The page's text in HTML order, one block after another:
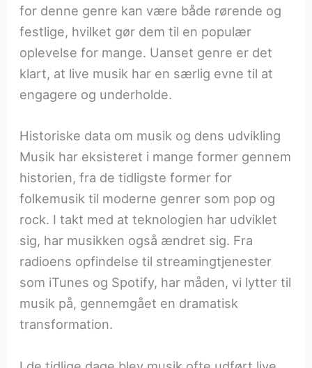
for denne genre kan være både rørende og
festlige, hvilket gør dem til en populær
oplevelse for mange. Uanset genre er det
klart, at live musik har en særlig evne til at
engagere og underholde.
Historiske data om musik og dens udvikling
Musik har eksisteret i mange former gennem
historien, fra de tidligste former for
folkemusik til moderne genrer som pop og
rock. I takt med at teknologien har udviklet
sig, har musikken også ændret sig. Fra
radioens opfindelse til streamingtjenester
som iTunes og Spotify, har måden, vi lytter til
musik på, gennemgået en dramatisk
transformation.